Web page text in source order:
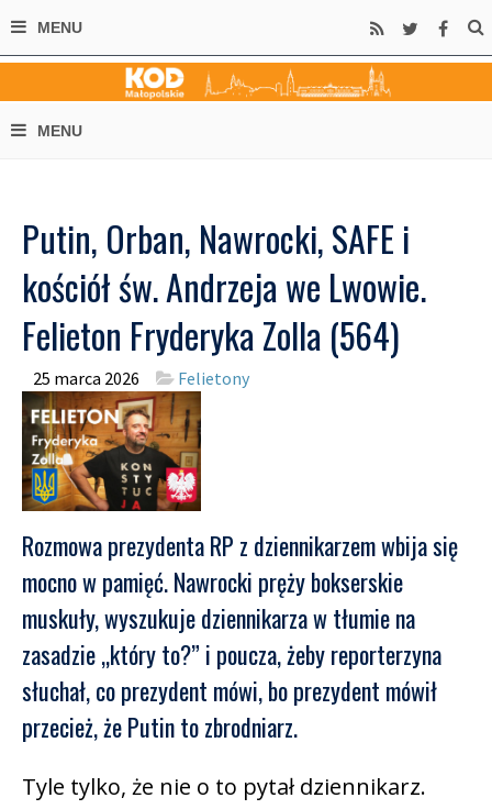
Putin, Orban, Nawrocki, SAFE i
kościół św. Andrzeja we Lwowie.
Felieton Fryderyka Zolla (564)
25 marca 2026 Felietony
Rozmowa prezydenta RP z dziennikarzem wbija się
mocno w pamięć. Nawrocki pręży bokserskie
muskuły, wyszukuje dziennikarza w tłumie na
zasadzie „który to?” i poucza, żeby reporterzyna
słuchał, co prezydent mówi, bo prezydent mówił
przecież, że Putin to zbrodniarz.
Tyle tylko, że nie o to pytał dziennikarz.